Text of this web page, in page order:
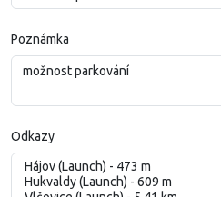
Poznámka
Odkazy